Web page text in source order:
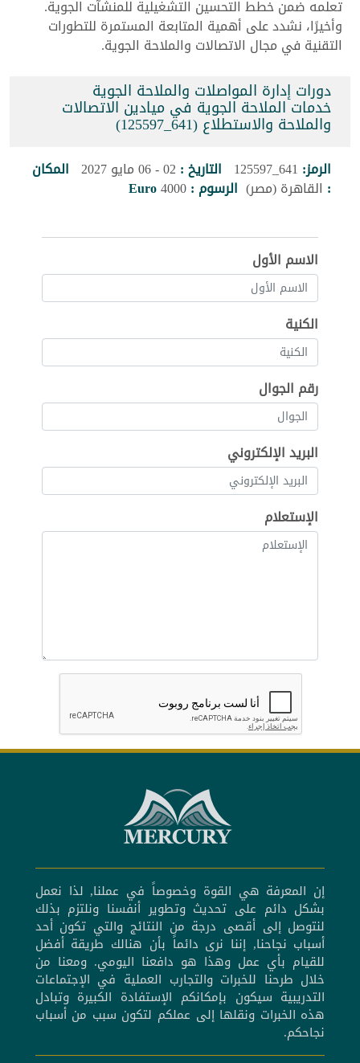
تعلمه ضمن خطط التحسين التشغيلية للمنشآت الجوية.
وأخيرًا، نشدد على أهمية المتابعة المستمرة للتطورات
التقنية في مجال الاتصالات والملاحة الجوية.
دورات إدارة المواصلات والملاحة الجوية
خدمات الملاحة الجوية في ميادين الاتصالات
والملاحة والاستطلاع (641_125597)
الرمز: 641_125597 التاريخ : 02 - 06 مايو 2027 المكان
: القاهرة (مصر) الرسوم :4000
Euro
الاسم الأول
الكنية
رقم الجوال
البريد الإلكتروني
الإستعلام
إن المعرفة هي القوة وخصوصاً في عملنا, لذا نعمل
بشكل دائم على تحديث وتطوير أنفسنا ونلتزم بذلك
لنتوصل إلى أقصى درجة من النتائج والتي تكون أحد
أسباب نجاحنا, إننا نرى دائماً بأن هنالك طريقة أفضل
للقيام بأي عمل وهذا هو دافعنا اليومي. ومعنا من
خلال طرحنا للخبرات والتجارب العملية في الإجتماعات
التدريبية سيكون بإمكانكم الإستفادة الكبيرة وتبادل
هذه الخبرات ونقلها إلى عملكم لتكون سبب من أسباب
نجاحكم.